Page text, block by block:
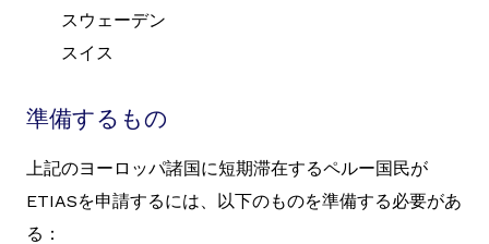
スウェーデン
スイス
準備するもの
上記のヨーロッパ諸国に短期滞在するペルー国民が
ETIASを申請するには、以下のものを準備する必要があ
る：